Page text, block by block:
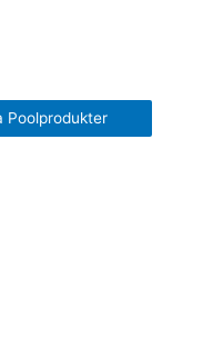
Poolprodukter